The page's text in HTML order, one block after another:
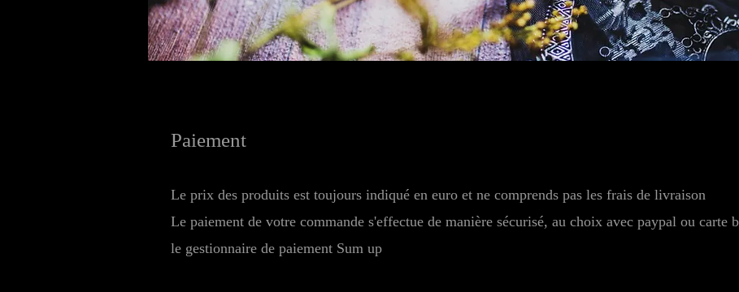
Paiement
Le prix des produits est toujours indiqué en euro et ne comprends pas les frais de livraison
Le paiement de votre commande s'effectue de manière sécurisé, au choix avec paypal ou carte
le gestionnaire de paiement Sum up